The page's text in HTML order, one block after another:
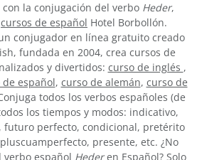
la conjugación del verbo Heder,
cursos de español Hotel Borbollón.
conjugador en línea gratuito creado
fundada en 2004, crea cursos de
y divertidos: curso de inglés ,
español, curso de alemán, curso de
todos los verbos españoles (de
los tiempos y modos: indicativo,
perfecto, condicional, pretérito
presente, etc. ¿No
verbo español Hederen Español? Solo